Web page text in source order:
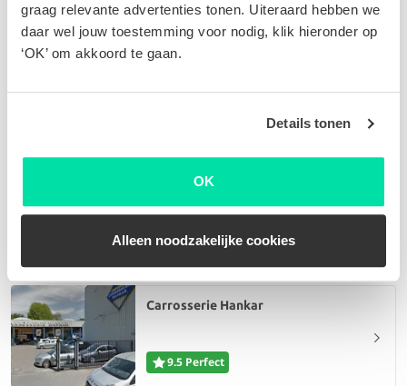
graag relevante advertenties tonen. Uiteraard hebben we
daar wel jouw toestemming voor nodig, klik hieronder op
‘OK’ om akkoord te gaan.
Details tonen
OK
Alleen noodzakelijke cookies
Kempeneer Car SPRL
Garage Montana bvba
9.2 Perfect
Carrosserie Hankar
9.5 Perfect